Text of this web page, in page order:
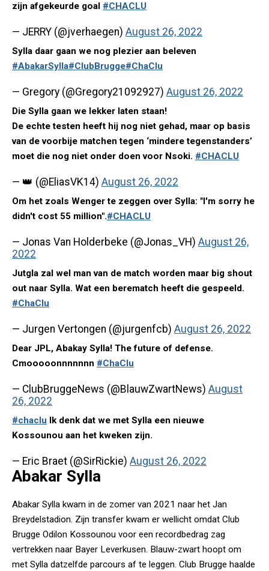
zijn afgekeurde goal #CHACLU
— JERRY (@jverhaegen) August 26, 2022
Sylla daar gaan we nog plezier aan beleven
#AbakarSylla#ClubBrugge#ChaClu
— Gregory (@Gregory21092927) August 26, 2022
Die Sylla gaan we lekker laten staan!
De echte testen heeft hij nog niet gehad, maar op basis
van de voorbije matchen tegen ‘mindere tegenstanders’
moet die nog niet onder doen voor Nsoki. #CHACLU
— 👑 (@EliasVK14) August 26, 2022
Om het zoals Wenger te zeggen over Sylla: "I'm sorry he
didn't cost 55 million".#CHACLU
— Jonas Van Holderbeke (@Jonas_VH) August 26,
2022
Jutgla zal wel man van de match worden maar big shout
out naar Sylla. Wat een berematch heeft die gespeeld.
#ChaClu
— Jurgen Vertongen (@jurgenfcb) August 26, 2022
Dear JPL, Abakay Sylla! The future of defense.
Cmooooonnnnnnn #ChaClu
— ClubBruggeNews (@BlauwZwartNews) August
26, 2022
#chaclu Ik denk dat we met Sylla een nieuwe
Kossounou aan het kweken zijn.
— Eric Braet (@SirRickie) August 26, 2022
Abakar Sylla
Abakar Sylla kwam in de zomer van 2021 naar het Jan
Breydelstadion. Zijn transfer kwam er wellicht omdat Club
Brugge Odilon Kossounou voor een recordbedrag zag
vertrekken naar Bayer Leverkusen. Blauw-zwart hoopt om
met Sylla datzelfde parcours af te leggen. Club Brugge haalde